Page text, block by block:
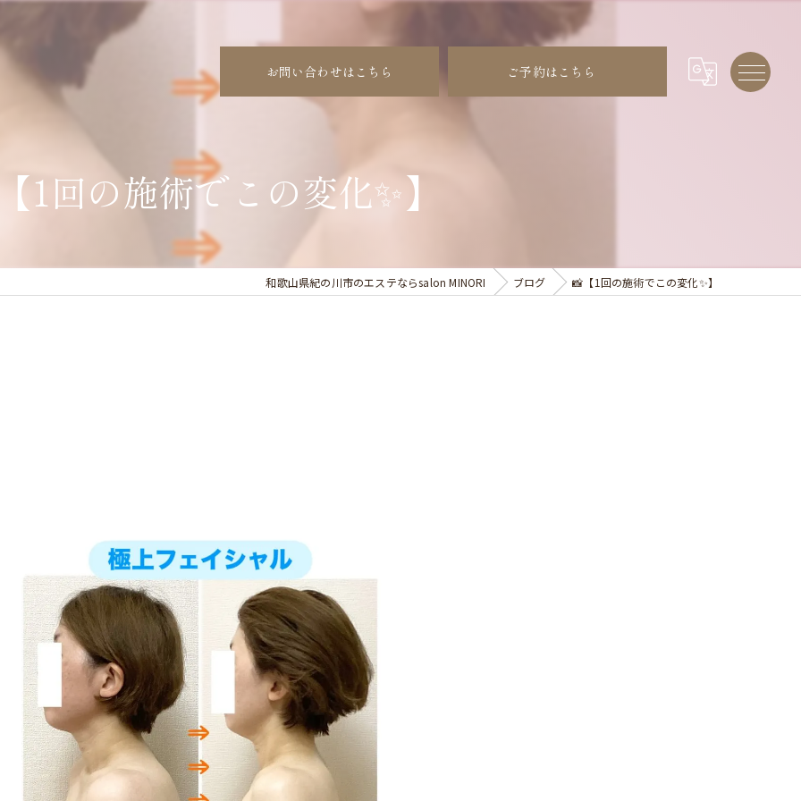
お問い合わせはこちら ご予約はこちら
1回の施術でこの変化✨】
和歌山県紀の川市のエステならsalon MINORI ブログ 📸【1回の施術でこの変化✨】